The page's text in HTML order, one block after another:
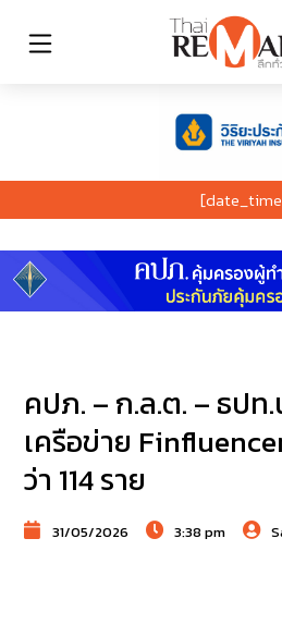
คปภ. – ก.ล.ต. – ธปท
เครือข่าย
ว่า 114 ราย
31/05/2026 3:38 pm